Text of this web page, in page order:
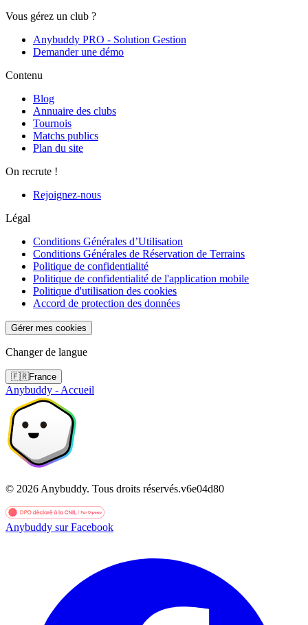
Vous gérez un club ?
Anybuddy PRO - Solution Gestion
Demander une démo
Contenu
Blog
Annuaire des clubs
Tournois
Matchs publics
Plan du site
On recrute !
Rejoignez-nous
Légal
Conditions Générales d’Utilisation
Conditions Générales de Réservation de Terrains
Politique de confidentialité
Politique de confidentialité de l'application mobile
Politique d'utilisation des cookies
Accord de protection des données
Gérer mes cookies
Changer de langue
🇫🇷France
Anybuddy - Accueil
© 2026Anybuddy. Tous droits réservés.v6e04d80
Anybuddy sur Facebook